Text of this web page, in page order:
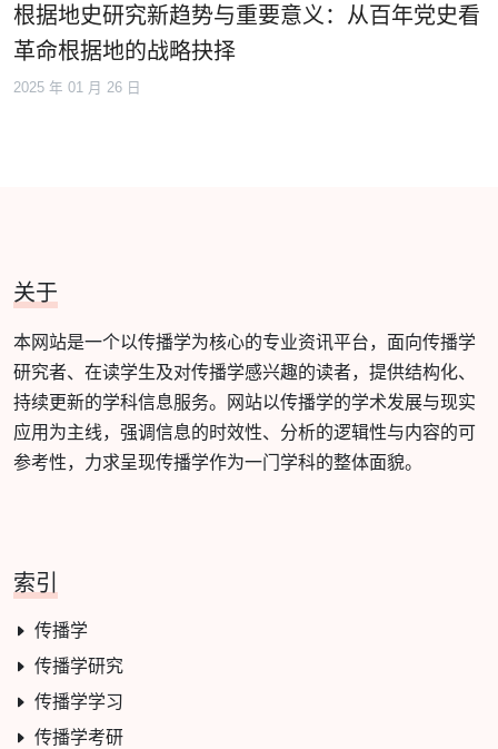
根据地史研究新趋势与重要意义：从百年党史看
革命根据地的战略抉择
2025 年 01 月 26 日
关于
本网站是一个以传播学为核心的专业资讯平台，面向传播学
研究者、在读学生及对传播学感兴趣的读者，提供结构化、
持续更新的学科信息服务。网站以传播学的学术发展与现实
应用为主线，强调信息的时效性、分析的逻辑性与内容的可
参考性，力求呈现传播学作为一门学科的整体面貌。
索引
传播学
传播学研究
传播学学习
传播学考研